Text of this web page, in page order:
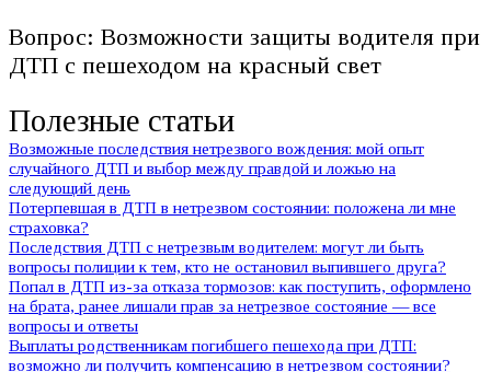
Вопрос: Возможности защиты водителя при
ДТП с пешеходом на красный свет
Полезные статьи
Возможные последствия нетрезвого вождения: мой опыт
случайного ДТП и выбор между правдой и ложью на
следующий день
Потерпевшая в ДТП в нетрезвом состоянии: положена ли мне
страховка?
Последствия ДТП с нетрезвым водителем: могут ли быть
вопросы полиции к тем, кто не остановил выпившего друга?
Попал в ДТП из-за отказа тормозов: как поступить, оформлено
на брата, ранее лишали прав за нетрезвое состояние — все
вопросы и ответы
Выплаты родственникам погибшего пешехода при ДТП:
возможно ли получить компенсацию в нетрезвом состоянии?